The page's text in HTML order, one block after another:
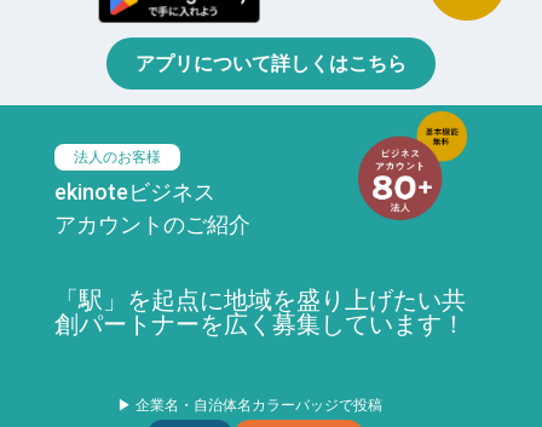
アプリについて詳しくはこちら
法人のお客様
ekinoteビジネス
アカウントのご紹介
「駅」を起点に地域を盛り上げたい共
創パートナーを広く募集しています！
▶ 企業名・自治体名カラーバッジで投稿